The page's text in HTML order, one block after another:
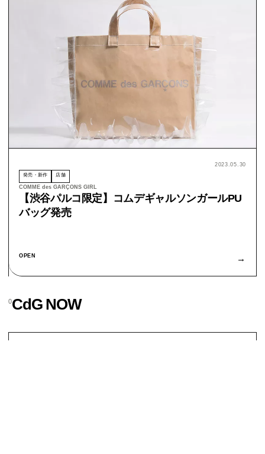
2023.05.30
発売・新作 店舗
COMME des GARÇONS GIRL
【渋谷パルコ限定】コムデギャルソンガールPU
バッグ発売
OPEN →
0CdG NOW